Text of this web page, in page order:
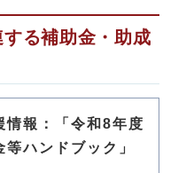
る補助金・助成
情報：「令和8年度
ハンドブック」